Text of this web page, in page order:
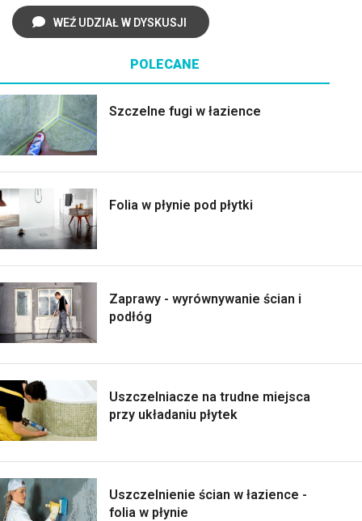
WEŹ UDZIAŁ W DYSKUSJI
POLECANE
Szczelne fugi w łazience
Folia w płynie pod płytki
Zaprawy - wyrównywanie ścian i
podłóg
Uszczelniacze na trudne miejsca
przy układaniu płytek
Uszczelnienie ścian w łazience -
folia w płynie